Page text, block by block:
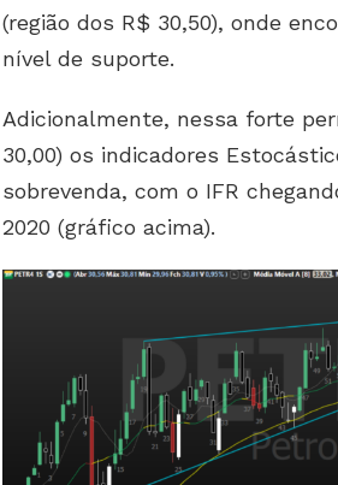
(região dos R$ 30,50), onde
nível de suporte.
Adicionalmente, nessa forte
30,00) os indicadores
sobrevenda, com o IFR
2020 (gráfico acima).